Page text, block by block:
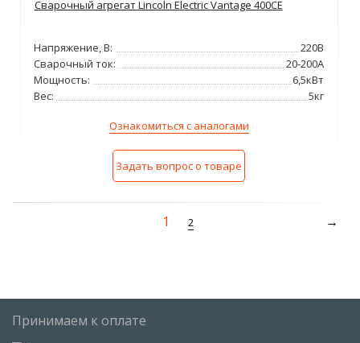
Сварочный агрегат Lincoln Electric Vantage 400СЕ
Напряжение, В:
220В
Сварочный ток:
20-200А
Мощность:
6,5кВт
Вес:
5кг
Ознакомиться с аналогами
Задать вопрос о товаре
1 2
Принимаем к оплате